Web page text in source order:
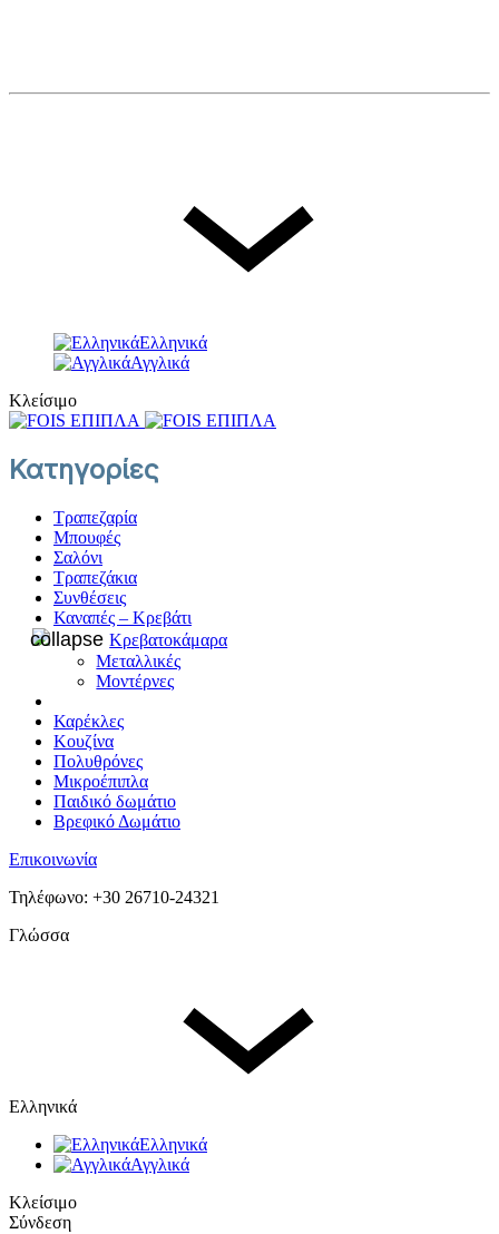
Ελληνικά
Αγγλικά
Κλείσιμο
Κατηγορίες
Τραπεζαρία
Μπουφές
Σαλόνι
Τραπεζάκια
Συνθέσεις
Καναπές – Κρεβάτι
Κρεβατοκάμαρα
Μεταλλικές
Μοντέρνες
Καρέκλες
Κουζίνα
Πολυθρόνες
Μικροέπιπλα
Παιδικό δωμάτιο
Βρεφικό Δωμάτιο
Επικοινωνία
Τηλέφωνο: +30 26710-24321
Γλώσσα
Ελληνικά
Ελληνικά
Αγγλικά
Κλείσιμο
Σύνδεση